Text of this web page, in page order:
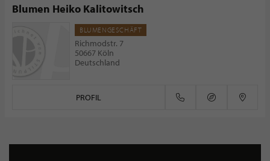
Blumen Heiko Kalitowitsch
BLUMENGESCHÄFT
Richmodstr. 7
50667 Köln
Deutschland
PROFIL